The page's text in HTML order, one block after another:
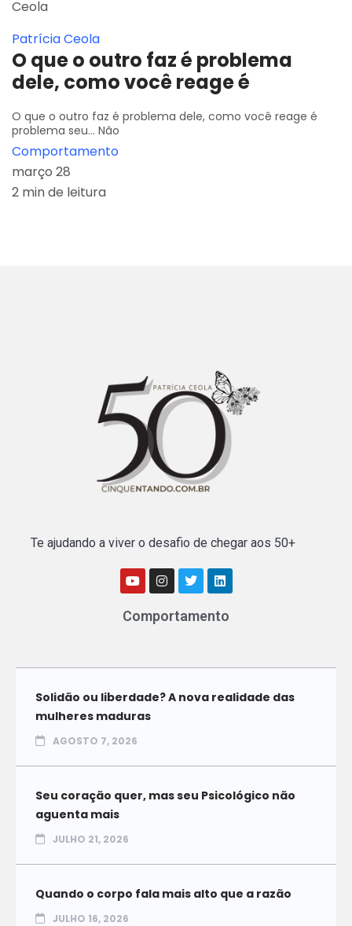
Patrícia Ceola
O que o outro faz é problema
dele, como você reage é
O que o outro faz é problema dele, como você reage é
problema seu... Não
Comportamento
março 28
2 min de leitura
Te ajudando a viver o desafio de chegar aos 50+
Comportamento
Solidão ou liberdade? A nova realidade das
mulheres maduras
AGOSTO 7, 2026
Seu coração quer, mas seu Psicológico não
aguenta mais
JULHO 21, 2026
Quando o corpo fala mais alto que a razão
JULHO 16, 2026